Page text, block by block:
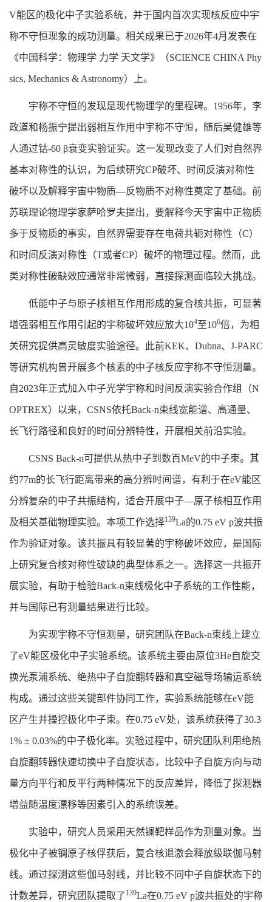
V能区的极化中子实验系统，并于国内首次实现核反应中宇
称不守恒现象的成功测量。相关成果已于2026年4月发表在
《中国科学：物理学 力学 天文学》（SCIENCE CHINA Phy
sics, Mechanics & Astronomy）上。
宇称不守恒的发现是现代物理学的里程碑。1956年，李
政道和杨振宁提出弱相互作用中宇称不守恒，随后吴健雄等
人通过钴-60 β衰变实验证实。这一发现改变了人们对自然界
基本对称性的认识，为后续研究CP破坏、时间反演对称性
破坏以及解释宇宙中物质—反物质不对称性奠定了基础。前
苏联理论物理学家萨哈罗夫提出，要解释今天宇宙中正物质
多于反物质的事实，自然界需要存在电荷共轭对称性（C）
和时间反演对称性（T或者CP）破坏的物理过程。然而，此
类对称性破缺效应通常非常微弱，直接探测面临较大挑战。
低能中子与原子核相互作用形成的复合核共振，可显著
增强弱相互作用引起的宇称破坏效应放大104至106倍，为相
关研究提供高灵敏度实验途径。此前KEK、Dubna、J-PARC
等研究机构曾开展多个核素的中子核反应宇称不守恒测量。
自2023年正式加入中子光学宇称和时间反演实验合作组（N
OPTREX）以来，CSNS依托Back-n束线宽能谱、高通量、
长飞行路径和良好的时间分辨特性，开展相关前沿实验。
CSNS Back-n可提供从热中子到数百MeV的中子束。其
约77m的长飞行距离带来的高分辨时间谱，有利于在eV能区
分辨复杂的中子共振结构，适合开展中子—原子核相互作用
及相关基础物理实验。本项工作选择139La的0.75 eV p波共振
作为验证对象。该共振具有较显著的宇称破坏效应，是国际
上研究复合核对称性破缺的典型体系之一。选择这一共振开
展实验，有助于检验Back-n束线极化中子系统的工作性能，
并与国际已有测量结果进行比较。
为实现宇称不守恒测量，研究团队在Back-n束线上建立
了eV能区极化中子实验系统。该系统主要由原位3He自旋交
换光泵浦系统、绝热中子自旋翻转器和真空磁导场输运系统
构成。通过这些关键部件协同工作，实验系统能够在eV能
区产生并操控极化中子束。在0.75 eV处，该系统获得了30.3
1% ± 0.03%的中子极化率。实验过程中，研究团队利用绝热
自旋翻转器快速切换中子自旋状态，比较中子自旋方向与动
量方向平行和反平行两种情况下的反应差异，降低了探测器
增益随温度漂移等因素引入的系统误差。
实验中，研究人员采用天然镧靶样品作为测量对象。当
极化中子被镧原子核俘获后，复合核退激会释放级联伽马射
线。通过探测这些伽马射线，并比较不同中子自旋状态下的
计数差异，研究团队提取了 139La在0.75 eV p波共振处的宇称